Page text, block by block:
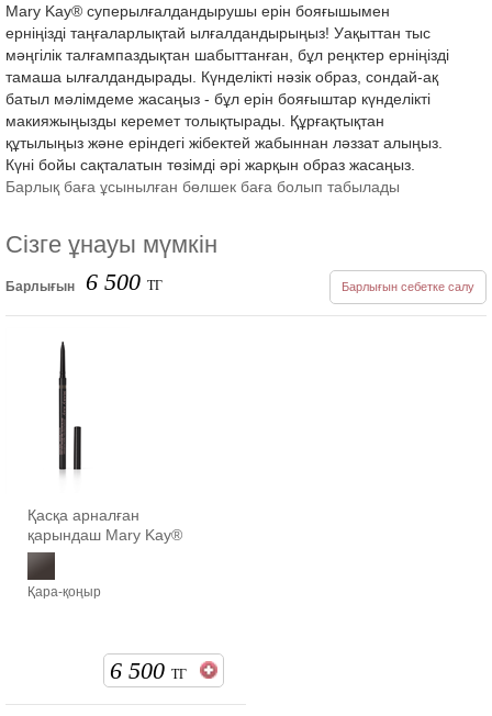
Mary Kay® суперылғалдандырушы ерін бояғышымен
ерніңізді таңғаларлықтай ылғалдандырыңыз! Уақыттан тыс
мәңгілік талғампаздықтан шабыттанған, бұл реңктер ерніңізді
тамаша ылғалдандырады. Күнделікті нәзік образ, сондай-ақ
батыл мәлімдеме жасаңыз - бұл ерін бояғыштар күнделікті
макияжыңызды керемет толықтырады. Құрғақтықтан
құтылыңыз және еріндегі жібектей жабыннан ләззат алыңыз.
Күні бойы сақталатын төзімді әрі жарқын образ жасаңыз.
Барлық баға ұсынылған бөлшек баға болып табылады
Сізге ұнауы мүмкін
Барлығын 6 500 ТГ Барлығын себетке салу
Қасқа арналған
қарындаш Mary Kay®
Қара-қоңыр
6 500 ТГ